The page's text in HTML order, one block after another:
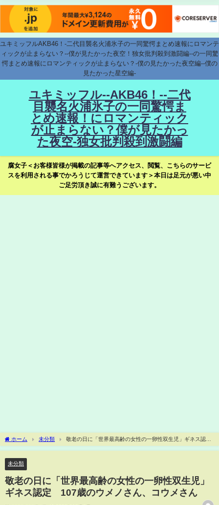
ユキミッフルAKB46！-二代目襲名火浦氷子の一同驚愕まとめ速報にロマンテ
ィックが止まらない？--僕が見たかった夜空！独女批判殺到激闘編--の一同驚
愕まとめ速報にロマンティックが止まらない？-僕の見たかった夜空編--僕の
見たかった星空編-
ユキミッフル--AKB46！--二代
目襲名火浦氷子の一同驚愕ま
とめ速報！にロマンティック
が止まらない？僕が見たかっ
た夜空-独女批判殺到激闘編
腐女子＜お客様皆様が掲載の記事等へアクセス、閲覧、こちらのサービ
スを利用される事でかろうじて運営できています＞本日は足元が悪い中
ご足労頂き誠に有難うございます。
ホーム 未分類
敬老の日に「世界最高齢の女性の一卵性双生児」ギネス認
定 107歳のウメノさん、コウメさん
未分類
敬老の日に「世界最高齢の女性の一卵性双生児」
ギネス認定 107歳のウメノさん、コウメさん